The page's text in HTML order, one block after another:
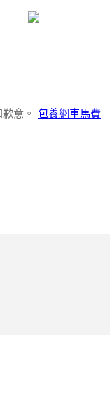
意。 包養網車馬費